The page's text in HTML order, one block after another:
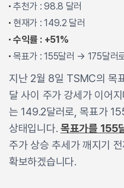
추천가 : 98.8 달러
현재가 : 149.2 달러
수익률 : +51%
목표가 : 155달러 → 175달러
지난 2월 8일 TSMC의 목
달 사이 주가 강세가 이어
는 149.2달러로, 목표가
상태입니다. 목표가를 155
주가 상승 추세가 깨지기
확보하겠습니다.